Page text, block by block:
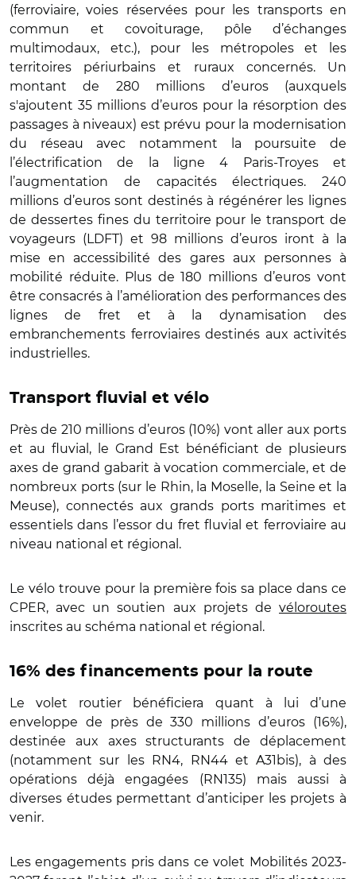
(ferroviaire, voies réservées pour les transports en
commun et covoiturage, pôle d’échanges
multimodaux, etc.), pour les métropoles et les
territoires périurbains et ruraux concernés. Un
montant de 280 millions d’euros (auxquels
s'ajoutent 35 millions d’euros pour la résorption des
passages à niveaux) est prévu pour la modernisation
du réseau avec notamment la poursuite de
l’électrification de la ligne 4 Paris-Troyes et
l’augmentation de capacités électriques. 240
millions d’euros sont destinés à régénérer les lignes
de dessertes fines du territoire pour le transport de
voyageurs (LDFT) et 98 millions d’euros iront à la
mise en accessibilité des gares aux personnes à
mobilité réduite. Plus de 180 millions d’euros vont
être consacrés à l’amélioration des performances des
lignes de fret et à la dynamisation des
embranchements ferroviaires destinés aux activités
industrielles.
Transport fluvial et vélo
Près de 210 millions d’euros (10%) vont aller aux ports
et au fluvial, le Grand Est bénéficiant de plusieurs
axes de grand gabarit à vocation commerciale, et de
nombreux ports (sur le Rhin, la Moselle, la Seine et la
Meuse), connectés aux grands ports maritimes et
essentiels dans l’essor du fret fluvial et ferroviaire au
niveau national et régional.
Le vélo trouve pour la première fois sa place dans ce
CPER, avec un soutien aux projets de véloroutes
inscrites au schéma national et régional.
16% des financements pour la route
Le volet routier bénéficiera quant à lui d’une
enveloppe de près de 330 millions d’euros (16%),
destinée aux axes structurants de déplacement
(notamment sur les RN4, RN44 et A31bis), à des
opérations déjà engagées (RN135) mais aussi à
diverses études permettant d’anticiper les projets à
venir.
Les engagements pris dans ce volet Mobilités 2023-